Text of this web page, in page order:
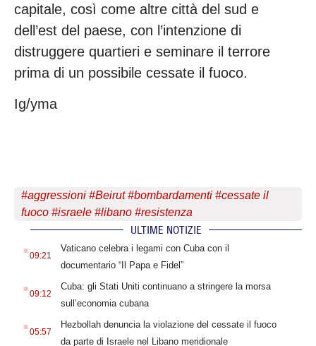
capitale, così come altre città del sud e
dell’est del paese, con l’intenzione di
distruggere quartieri e seminare il terrore
prima di un possibile cessate il fuoco.
Ig/yma
#aggressioni #Beirut#bombardamenti #cessate il
fuoco #israele #libano #resistenza
ULTIME NOTIZIE
. 09:21
Vaticano celebra i legami con Cuba con il
documentario “Il Papa e Fidel”
. 09:12
Cuba: gli Stati Uniti continuano a stringere la morsa
sull’economia cubana
. 05:57
Hezbollah denuncia la violazione del cessate il fuoco
da parte di Israele nel Libano meridionale